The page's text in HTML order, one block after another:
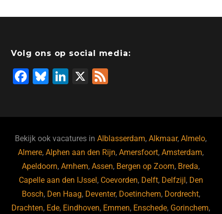
Volg ons op social media:
F
b
o
o
k
Bl
ky
Li
dI
n
X
Bekijk ook vacatures inAlblasserdam,Alkmaar,Almelo,
Almere,Alphen aan den Rijn,Amersfoort,Amsterdam,
Apeldoorn,Arnhem,Assen, Bergen op Zoom, Breda,
Capelle aan den IJssel , Coevorden, Delft, Delfzijl , Den
Bosch, Den Haag, Deventer, Doetinchem, Dordrecht,
Drachten, Ede, Eindhoven, Emmen, Enschede, Gorinchem,